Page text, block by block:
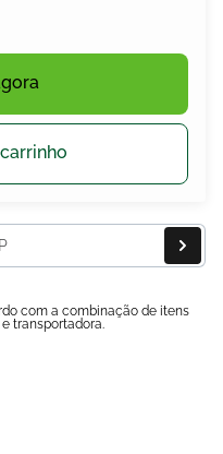
com a combinação de itens
transportadora.